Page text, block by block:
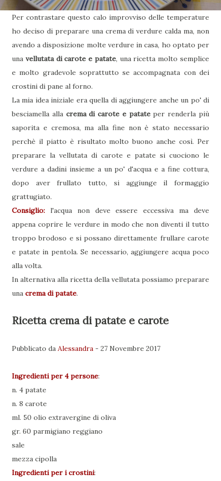
Per contrastare questo calo improvviso delle temperature
ho deciso di preparare una crema di verdure calda ma, non
avendo a disposizione molte verdure in casa, ho optato per
una vellutata di carote e patate, una ricetta molto semplice
e molto gradevole soprattutto se accompagnata con dei
crostini di pane al forno.
La mia idea iniziale era quella di aggiungere anche un po' di
besciamella alla crema di carote e patateper renderla più
saporita e cremosa, ma alla fine non è stato necessario
perchè il piatto è risultato molto buono anche così. Per
preparare la vellutata di carote e patate si cuociono le
verdure a dadini insieme a un po' d'acqua e a fine cottura,
dopo aver frullato tutto, si aggiunge il formaggio
grattugiato.
Consiglio: l'acqua non deve essere eccessiva ma deve
appena coprire le verdure in modo che non diventi il tutto
troppo brodoso e si possano direttamente frullare carote
e patate in pentola. Se necessario, aggiungere acqua poco
alla volta.
In alternativa alla ricetta della vellutata possiamo preparare
una crema di patate.
Ricetta crema di patate e carote
Pubblicato da Alessandra - 27 Novembre 2017
Ingredienti per 4 persone:
n. 4 patate
n. 8 carote
ml. 50 olio extravergine di oliva
gr. 60 parmigiano reggiano
sale
mezza cipolla
Ingredienti per i crostini: